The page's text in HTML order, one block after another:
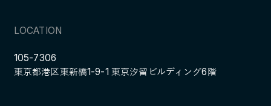
LOCATION
105-7306
東京都港区東新橋1-9-1 東京汐留ビルディング6階